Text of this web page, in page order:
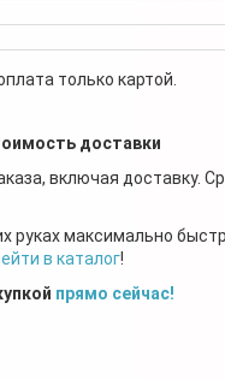
только картой.
доставки
включая доставку.
руках максимально
в каталог!
прямо сейчас!